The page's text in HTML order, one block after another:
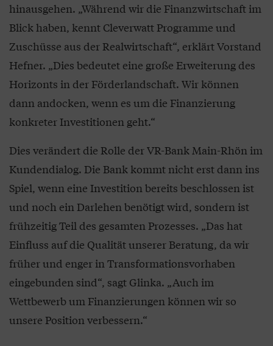
hinausgehen. „Während wir die Finanzwirtschaft im
Blick haben, kennt Cleverwatt Programme und
Zuschüsse aus der Realwirtschaft“, erklärt Vorstand
Hefner. „Dies bedeutet eine große Erweiterung des
Horizonts in der Förderlandschaft. Wir können
dann andocken, wenn es um die Finanzierung
konkreter Investitionen geht.“
Dies verändert die Rolle der VR-Bank Main-Rhön im
Kundendialog. Die Bank kommt nicht erst dann ins
Spiel, wenn eine Investition bereits beschlossen ist
und noch ein Darlehen benötigt wird, sondern ist
frühzeitig Teil des gesamten Prozesses. „Das hat
Einfluss auf die Qualität unserer Beratung, da wir
früher und enger in Transformationsvorhaben
eingebunden sind“, sagt Glinka. „Auch im
Wettbewerb um Finanzierungen können wir so
unsere Position verbessern.“